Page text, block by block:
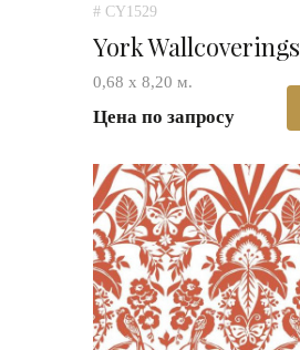
# CY1529
York Wallcoverings
0,68 х 8,20 м.
Цена по запросу